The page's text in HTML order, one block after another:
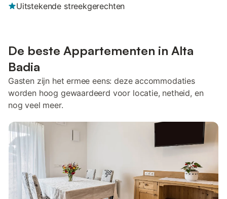
Uitstekende streekgerechten
De beste Appartementen in Alta
Badia
Gasten zijn het ermee eens: deze accommodaties
worden hoog gewaardeerd voor locatie, netheid, en
nog veel meer.